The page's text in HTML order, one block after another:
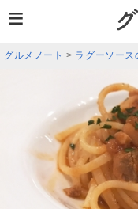
グルメノート > ラグーソー
≡